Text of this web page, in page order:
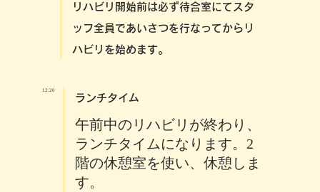
リハビリ開始前は必ず待合室にてスタ
ッフ全員であいさつを行なってからリ
ハビリを始めます。
12:20
ランチタイム
午前中のリハビリが終わり、
ランチタイムになります。2
階の休憩室を使い、休憩しま
す。